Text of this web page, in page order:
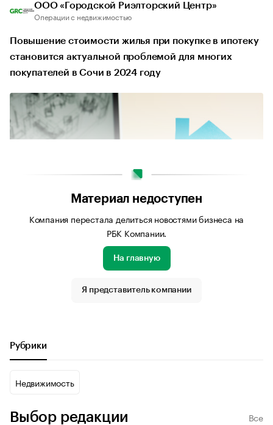
ООО «Городской Риэлторский Центр»
Операции с недвижимостью
Повышение стоимости жилья при покупке в ипотеку
становится актуальной проблемой для многих
покупателей в Сочи в 2024 году
Материал недоступен
Компания перестала делиться новостями бизнеса на
РБК Компании.
На главную
Я представитель компании
Рубрики
Недвижимость
Выбор редакции
Все